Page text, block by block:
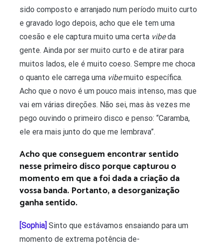
sido composto e arranjado num período muito curto
e gravado logo depois, acho que ele tem uma
coesão e ele captura muito uma certa vibeda
gente. Ainda por ser muito curto e de atirar para
muitos lados, ele é muito coeso. Sempre me choca
o quanto ele carrega uma vibemuito específica.
Acho que o novo é um pouco mais intenso, mas que
vai em várias direções. Não sei, mas às vezes me
pego ouvindo o primeiro disco e penso: “Caramba,
ele era mais junto do que me lembrava”.
Acho que conseguem encontrar sentido
nesse primeiro disco porque capturou o
momento em que a foi dada a criação da
vossa banda. Portanto, a desorganização
ganha sentido.
[Sophia] Sinto que estávamos ensaiando para um
momento de extrema potência de-